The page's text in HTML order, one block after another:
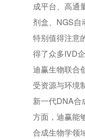
成平台、高通
剂盒、NGS自
特别值得注意
得了众多IVD
迪赢生物联合
受资源与环境
新一代DNA合
方面，迪赢能
合成生物学领